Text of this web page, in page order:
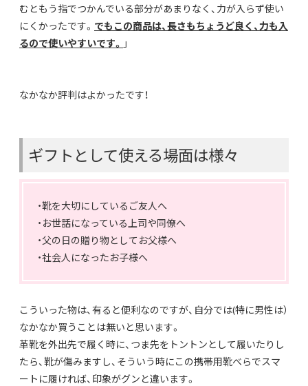
むともう指でつかんでいる部分があまりなく、力が入らず使い
にくかったです。 でもこの商品は、長さもちょうど良く、力も入
るので使いやすいです。 」
なかなか評判はよかったです！
ギフトとして使える場面は様々
・靴を大切にしているご友人へ
・お世話になっている上司や同僚へ
・父の日の贈り物としてお父様へ
・社会人になったお子様へ
こういった物は、有ると便利なのですが、自分では(特に男性は）
なかなか買うことは無いと思います。
革靴を外出先で履く時に、つま先をトントンとして履いたりし
たら、靴が傷みますし、そういう時にこの携帯用靴べらでスマ
ートに履ければ、印象がグンと違います。